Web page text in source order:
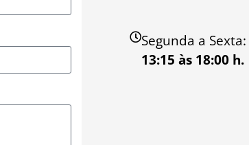
Segunda a Sexta:
13:15 às 18:00 h.